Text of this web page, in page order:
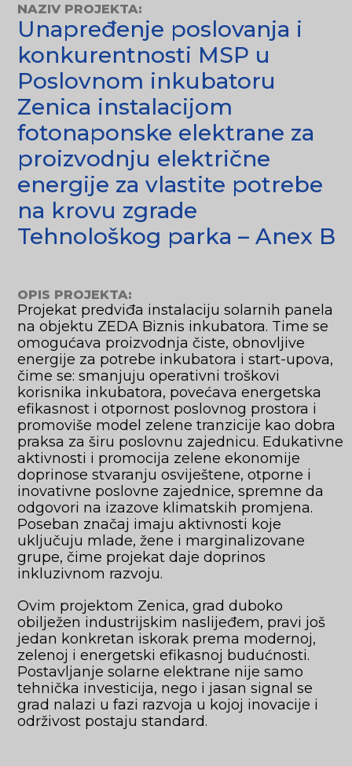
NAZIV PROJEKTA:
Unapređenje poslovanja i
konkurentnosti MSP u
Poslovnom inkubatoru
Zenica instalacijom
fotonaponske elektrane za
proizvodnju električne
energije za vlastite potrebe
na krovu zgrade
Tehnološkog parka – Anex B
OPIS PROJEKTA:
Projekat predviđa instalaciju solarnih panela
na objektu ZEDA Biznis inkubatora. Time se
omogućava proizvodnja čiste, obnovljive
energije za potrebe inkubatora i start-upova,
čime se: smanjuju operativni troškovi
korisnika inkubatora, povećava energetska
efikasnost i otpornost poslovnog prostora i
promoviše model zelene tranzicije kao dobra
praksa za širu poslovnu zajednicu. Edukativne
aktivnosti i promocija zelene ekonomije
doprinose stvaranju osviještene, otporne i
inovativne poslovne zajednice, spremne da
odgovori na izazove klimatskih promjena.
Poseban značaj imaju aktivnosti koje
uključuju mlade, žene i marginalizovane
grupe, čime projekat daje doprinos
inkluzivnom razvoju.
Ovim projektom Zenica, grad duboko
obilježen industrijskim naslijeđem, pravi još
jedan konkretan iskorak prema modernoj,
zelenoj i energetski efikasnoj budućnosti.
Postavljanje solarne elektrane nije samo
tehnička investicija, nego i jasan signal se
grad nalazi u fazi razvoja u kojoj inovacije i
održivost postaju standard.